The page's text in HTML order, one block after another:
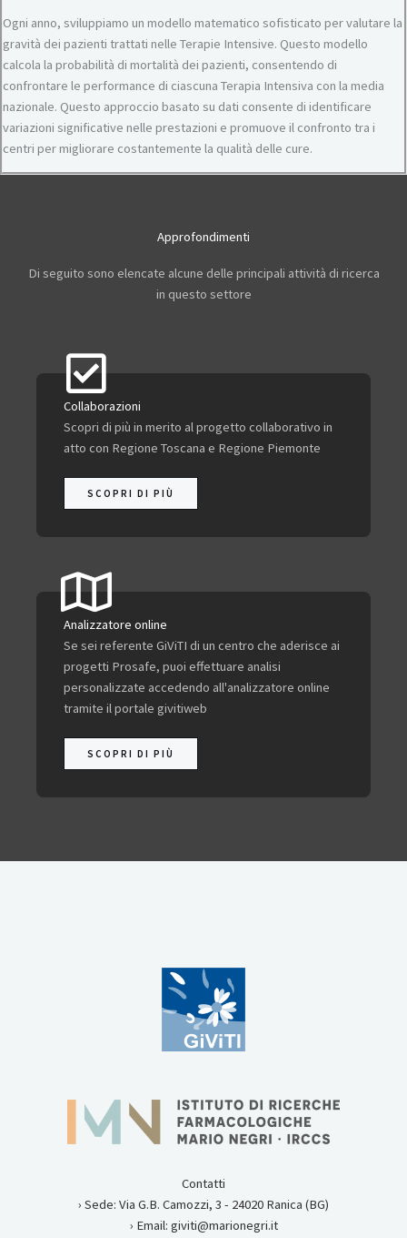
Ogni anno, sviluppiamo un modello matematico sofisticato per valutare la
gravità dei pazienti trattati nelle Terapie Intensive. Questo modello
calcola la probabilità di mortalità dei pazienti, consentendo di
confrontare le performance di ciascuna Terapia Intensiva con la media
nazionale. Questo approccio basato su dati consente di identificare
variazioni significative nelle prestazioni e promuove il confronto tra i
centri per migliorare costantemente la qualità delle cure.
Approfondimenti
Di seguito sono elencate alcune delle principali attività di ricerca
in questo settore
Collaborazioni
Scopri di più in merito al progetto collaborativo in
atto con Regione Toscana e Regione Piemonte
SCOPRI DI PIÙ
Analizzatore online
Se sei referente GiViTI di un centro che aderisce ai
progetti Prosafe, puoi effettuare analisi
personalizzate accedendo all'analizzatore online
tramite il portale givitiweb
SCOPRI DI PIÙ
Contatti
› Sede: Via G.B. Camozzi, 3 - 24020 Ranica (BG)
› Email: giviti@marionegri.it